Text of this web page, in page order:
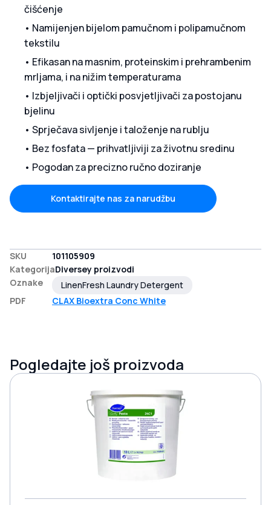
čišćenje
• Namijenjen bijelom pamučnom i polipamučnom
tekstilu
• Efikasan na masnim, proteinskim i prehrambenim
mrljama, i na nižim temperaturama
• Izbjeljivači i optički posvjetljivači za postojanu
bjelinu
• Sprječava sivljenje i taloženje na rublju
• Bez fosfata — prihvatljiviji za životnu sredinu
• Pogodan za precizno ručno doziranje
Kontaktirajte nas za narudžbu
SKU
101105909
KategorijaDiversey proizvodi
Oznake
LinenFresh Laundry Detergent
PDF
CLAX Bioextra Conc White
Pogledajte još proizvoda